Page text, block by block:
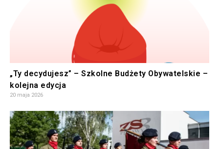
„Ty decydujesz” – Szkolne Budżety Obywatelskie –
kolejna edycja
20 maja 2026